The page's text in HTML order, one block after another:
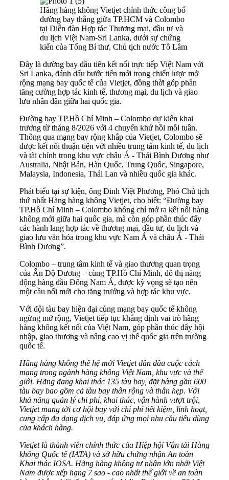
Hãng hàng không Vietjet chính thức công bố
đường bay thẳng giữa TP.HCM và Colombo
tại Diễn đàn Hợp tác Thương mại, đầu tư và
du lịch Việt Nam-Sri Lanka, dưới sự chứng
kiến của Tổng Bí thư, Chủ tịch nước Tô Lâm
Đây là đường bay đầu tiên kết nối trực tiếp Việt Nam với
Sri Lanka, đánh dấu bước tiến mới trong chiến lược mở
rộng mạng bay quốc tế của Vietjet, đồng thời góp phần
tăng cường hợp tác kinh tế, thương mại, du lịch và giao
lưu nhân dân giữa hai quốc gia.
Đường bay TP.Hồ Chí Minh – Colombo dự kiến khai
trương từ tháng 8/2026 với 4 chuyến khứ hồi mỗi tuần.
Thông qua mạng bay rộng khắp của Vietjet, Colombo sẽ
được kết nối thuận tiện với nhiều trung tâm kinh tế, du lịch
và tài chính trong khu vực châu Á - Thái Bình Dương như
Australia, Nhật Bản, Hàn Quốc, Trung Quốc, Singapore,
Malaysia, Indonesia, Thái Lan và nhiều quốc gia khác.
Phát biểu tại sự kiện, ông Đinh Việt Phương, Phó Chủ tịch
thứ nhất Hãng hàng không Vietjet, cho biết: “Đường bay
TP.Hồ Chí Minh – Colombo không chỉ mở ra kết nối hàng
không mới giữa hai quốc gia, mà còn góp phần thúc đẩy
các hành lang hợp tác về thương mại, đầu tư, du lịch và
giao lưu văn hóa trong khu vực Nam Á và châu Á - Thái
Bình Dương”.
Colombo – trung tâm kinh tế và giao thương quan trọng
của Ấn Độ Dương – cùng TP.Hồ Chí Minh, đô thị năng
động hàng đầu Đông Nam Á, được kỳ vọng sẽ tạo nên
một cầu nối mới cho tăng trưởng và hợp tác khu vực.
Với đội tàu bay hiện đại cùng mạng bay quốc tế không
ngừng mở rộng, Vietjet tiếp tục khẳng định vai trò hãng
hàng không kết nối của Việt Nam, góp phần thúc đẩy hội
nhập, giao thương và nâng cao vị thế quốc gia trên trường
quốc tế.
Hãng hàng không thế hệ mới Vietjet dẫn đầu cuộc cách
mạng trong ngành hàng không Việt Nam, khu vực và thế
giới. Hãng đang khai thác 135 tàu bay, đặt hàng gần 600
tàu bay bao gồm cả tàu bay thân rộng và thân hẹp. Với
khả năng quản lý chi phí, khai thác, vận hành vượt trội,
Vietjet mang tới cơ hội bay với chi phí tiết kiệm, linh hoạt,
cung cấp đa dạng dịch vụ, đáp ứng mọi nhu cầu tiêu dùng
của khách hàng.
Vietjet là thành viên chính thức của Hiệp hội Vận tải Hàng
không Quốc tế (IATA) và sở hữu chứng nhận An toàn
Khai thác IOSA. Hãng hàng không tư nhân lớn nhất Việt
Nam được xếp hạng 7 sao - cao nhất thế giới về an toàn